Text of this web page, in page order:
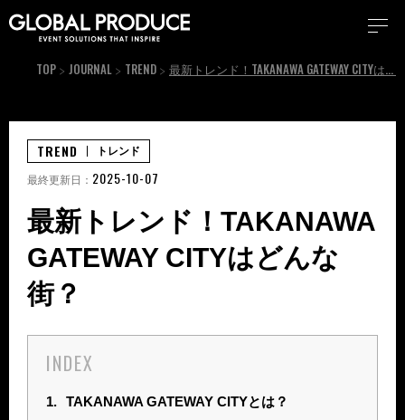
TOP JOURNAL TREND 最新トレンド！TAKANAWA GATEWAY CITYはどんな街？
最新トレンド！TAKANAWA
GATEWAY CITYはどんな
街？
INDEX
1. TAKANAWA GATEWAY CITYとは？
TREND トレンド
最終更新日： 2025-10-07